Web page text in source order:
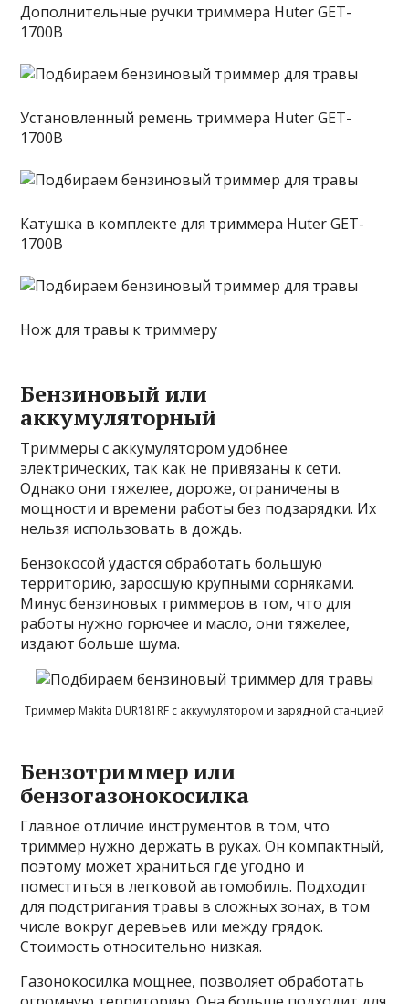
Дополнительные ручки триммера Huter GET-
1700B
Установленный ремень триммера Huter GET-
1700B
Катушка в комплекте для триммера Huter GET-
1700B
Нож для травы к триммеру
Бензиновый или
аккумуляторный
Триммеры с аккумулятором удобнее
электрических, так как не привязаны к сети.
Однако они тяжелее, дороже, ограничены в
мощности и времени работы без подзарядки. Их
нельзя использовать в дождь.
Бензокосой удастся обработать большую
территорию, заросшую крупными сорняками.
Минус бензиновых триммеров в том, что для
работы нужно горючее и масло, они тяжелее,
издают больше шума.
Триммер Makita DUR181RF с аккумулятором и зарядной станцией
Бензотриммер или
бензогазонокосилка
Главное отличие инструментов в том, что
триммер нужно держать в руках. Он компактный,
поэтому может храниться где угодно и
поместиться в легковой автомобиль. Подходит
для подстригания травы в сложных зонах, в том
числе вокруг деревьев или между грядок.
Стоимость относительно низкая.
Газонокосилка мощнее, позволяет обработать